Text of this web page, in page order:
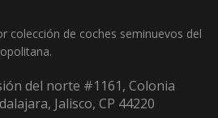
colección de coches seminuevos del
del norte #1161, Colonia
Jalisco, CP 44220